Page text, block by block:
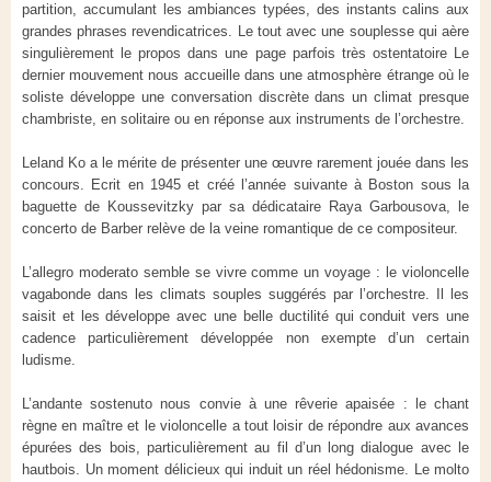
partition, accumulant les ambiances typées, des instants calins aux
grandes phrases revendicatrices. Le tout avec une souplesse qui aère
singulièrement le propos dans une page parfois très ostentatoire Le
dernier mouvement nous accueille dans une atmosphère étrange où le
soliste développe une conversation discrète dans un climat presque
chambriste, en solitaire ou en réponse aux instruments de l’orchestre.
Leland Ko a le mérite de présenter une œuvre rarement jouée dans les
concours. Ecrit en 1945 et créé l’année suivante à Boston sous la
baguette de Koussevitzky par sa dédicataire Raya Garbousova, le
concerto de Barber relève de la veine romantique de ce compositeur.
L’allegro moderato semble se vivre comme un voyage : le violoncelle
vagabonde dans les climats souples suggérés par l’orchestre. Il les
saisit et les développe avec une belle ductilité qui conduit vers une
cadence particulièrement développée non exempte d’un certain
ludisme.
L’andante sostenuto nous convie à une rêverie apaisée : le chant
règne en maître et le violoncelle a tout loisir de répondre aux avances
épurées des bois, particulièrement au fil d’un long dialogue avec le
hautbois. Un moment délicieux qui induit un réel hédonisme. Le molto